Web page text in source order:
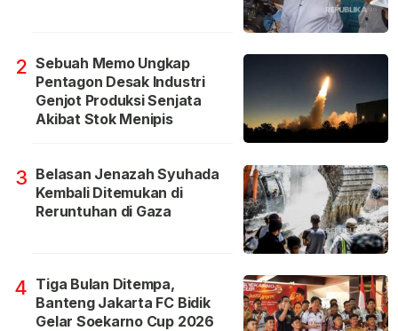
2 Sebuah Memo Ungkap
Pentagon Desak Industri
Genjot Produksi Senjata
Akibat Stok Menipis
3 Belasan Jenazah Syuhada
Kembali Ditemukan di
Reruntuhan di Gaza
4 Tiga Bulan Ditempa,
Banteng Jakarta FC Bidik
Gelar Soekarno Cup 2026